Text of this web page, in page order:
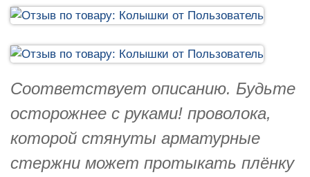
Соответствует описанию. Будьте
осторожнее с руками! проволока,
которой стянуты арматурные
стержни может протыкать плёнку